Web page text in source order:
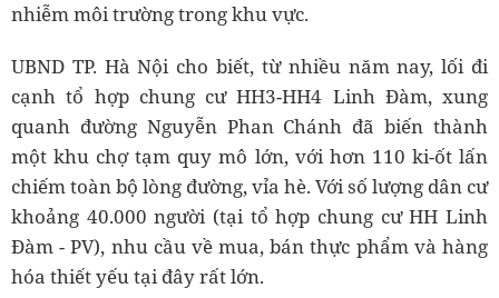
nhiễm môi trường trong khu vực.
UBND TP. Hà Nội cho biết, từ nhiều năm nay, lối đi
cạnh tổ hợp chung cư HH3-HH4 Linh Đàm, xung
quanh đường Nguyễn Phan Chánh đã biến thành
một khu chợ tạm quy mô lớn, với hơn 110 ki-ốt lấn
chiếm toàn bộ lòng đường, vỉa hè. Với số lượng dân cư
khoảng 40.000 người (tại tổ hợp chung cư HH Linh
Đàm - PV), nhu cầu về mua, bán thực phẩm và hàng
hóa thiết yếu tại đây rất lớn.